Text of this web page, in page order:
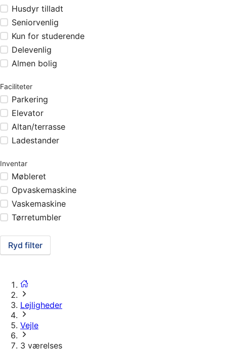
Husdyr tilladt
Seniorvenlig
Kun for studerende
Delevenlig
Almen bolig
Faciliteter
Parkering
Elevator
Altan/terrasse
Ladestander
Inventar
Møbleret
Opvaskemaskine
Vaskemaskine
Tørretumbler
Ryd filter
Lejligheder
Vejle
3 værelses